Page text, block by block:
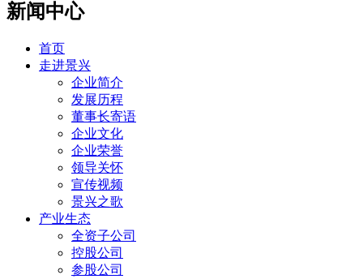
新闻中心
首页
走进景兴
企业简介
发展历程
董事长寄语
企业文化
企业荣誉
领导关怀
宣传视频
景兴之歌
产业生态
全资子公司
控股公司
参股公司